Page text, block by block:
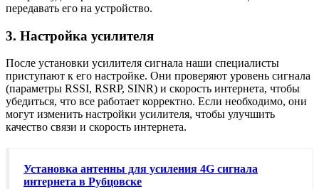
передавать его на устройство.
3. Настройка усилителя
После установки усилителя сигнала наши специалисты
приступают к его настройке. Они проверяют уровень сигнала
(параметры RSSI, RSRP, SINR) и скорость интернета, чтобы
убедиться, что все работает корректно. Если необходимо, они
могут изменить настройки усилителя, чтобы улучшить
качество связи и скорость интернета.
Установка антенны для усиления 4G сигнала
интернета в Рубцовске